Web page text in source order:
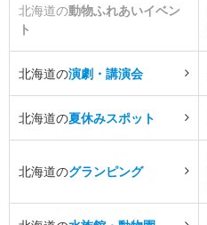
北海道の動物ふれあいイベン
ト
北海道の演劇・講演会
北海道の夏休みスポット
北海道のグランピング